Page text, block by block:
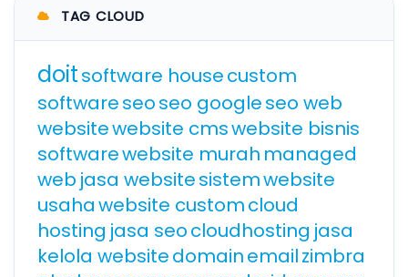
TAG CLOUD
doitsoftware housecustom
softwareseoseo googleseo web
websitewebsite cmswebsite bisnis
softwarewebsite murah managed
web jasa websitesistemwebsite
usahawebsite customcloud
hosting jasa seocloudhosting jasa
kelola websitedomainemailzimbra